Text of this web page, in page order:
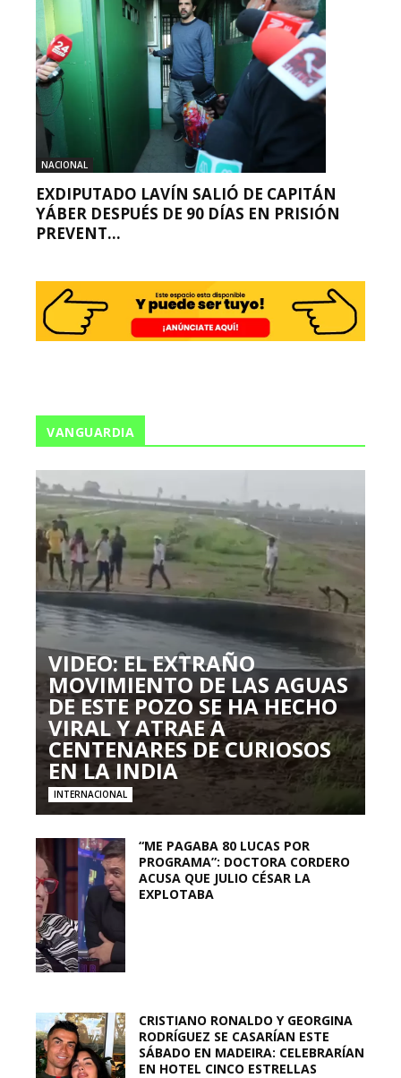
NACIONAL
EXDIPUTADO LAVÍN SALIÓ DE CAPITÁN
YÁBER DESPUÉS DE 90 DÍAS EN PRISIÓN
PREVENT...
VANGUARDIA
VIDEO: EL EXTRAÑO
MOVIMIENTO DE LAS AGUAS
DE ESTE POZO SE HA HECHO
VIRAL Y ATRAE A
CENTENARES DE CURIOSOS
EN LA INDIA
INTERNACIONAL
“ME PAGABA 80 LUCAS POR
PROGRAMA”: DOCTORA CORDERO
ACUSA QUE JULIO CÉSAR LA
EXPLOTABA
CRISTIANO RONALDO Y GEORGINA
RODRÍGUEZ SE CASARÍAN ESTE
SÁBADO EN MADEIRA: CELEBRARÍAN
EN HOTEL CINCO ESTRELLAS